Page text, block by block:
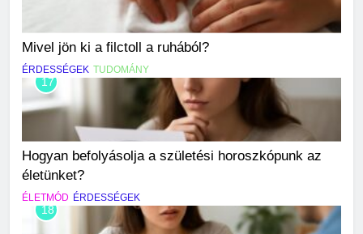
Mivel jön ki a filctoll a ruhából?
ÉRDESSÉGEK TUDOMÁNY
17
Hogyan befolyásolja a születési horoszkópunk az
életünket?
ÉLETMÓD ÉRDESSÉGEK
18